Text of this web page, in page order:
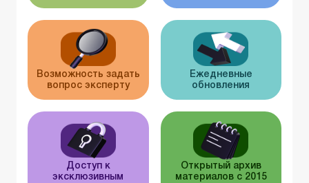
Возможность задать
вопрос эксперту
Ежедневные
обновления
Доступ к
эксклюзивным
Открытый архив
материалов с 2015